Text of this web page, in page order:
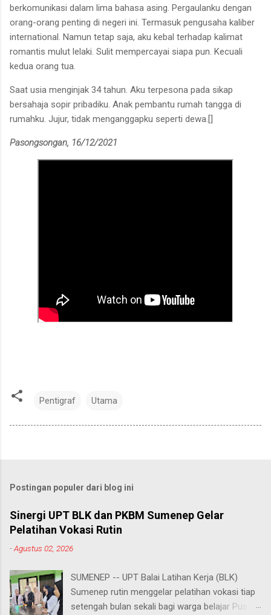
berkomunikasi dalam lima bahasa asing. Pergaulanku dengan
orang-orang penting di negeri ini. Termasuk pengusaha kaliber
international. Namun tetap saja, aku kebal terhadap kalimat
romantis mulut lelaki. Sulit mempercayai siapa pun. Kecuali
kedua orang tua.
Saat usia menginjak 34 tahun. Aku terpesona pada sikap
bersahaja sopir pribadiku. Anak pembantu rumah tangga di
rumahku. Jujur, tidak menganggapku seperti dewa.[]
Pasongsongan, 16/12/2021
Pentigraf Utama
Postingan populer dari blog ini
Sinergi UPT BLK dan PKBM Sumenep Gelar
Pelatihan Vokasi Rutin
-Agustus 02, 2026
SUMENEP -- UPT Balai Latihan Kerja (BLK)
Sumenep rutin menggelar pelatihan vokasi tiap
setengah bulan sekali bagi warga belajar Pusat